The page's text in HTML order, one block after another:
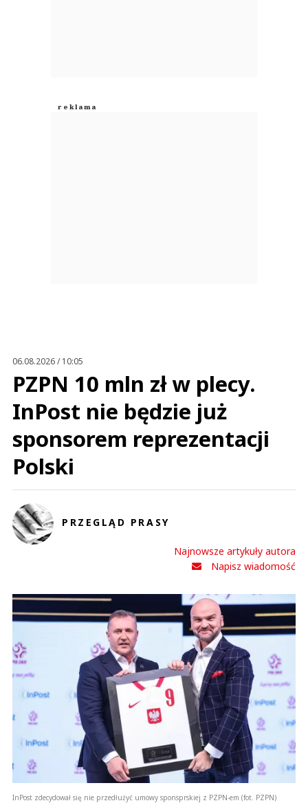
06.08.2026 / 10:05
PZPN 10 mln zł w plecy.
InPost nie będzie już
sponsorem reprezentacji
Polski
PRZEGLĄD PRASY
Najnowsze artykuły autora
Napisz wiadomość
InPost zdecydował się nie przedłużyć umowy sponsprskiej z PZPN-em (fot. PZPN)